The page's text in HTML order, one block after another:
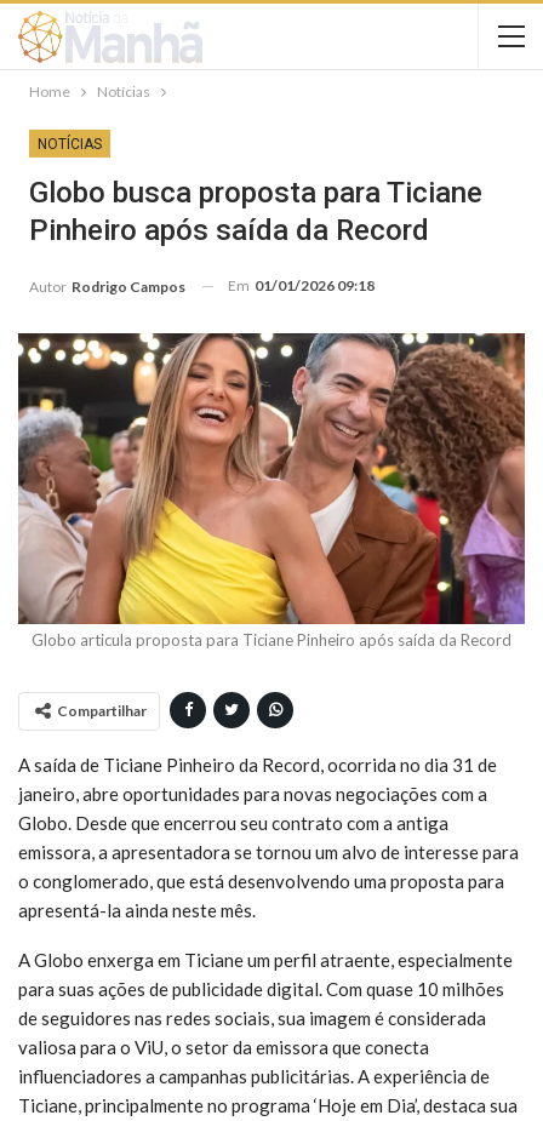
Home Notícias
NOTÍCIAS
Globo busca proposta para Ticiane
Pinheiro após saída da Record
Autor Rodrigo Campos Em 01/01/2026 09:18
Globo articula proposta para Ticiane Pinheiro após saída da Record
Compartilhar
A saída de Ticiane Pinheiro da Record, ocorrida no dia 31 de
janeiro, abre oportunidades para novas negociações com a
Globo. Desde que encerrou seu contrato com a antiga
emissora, a apresentadora se tornou um alvo de interesse para
o conglomerado, que está desenvolvendo uma proposta para
apresentá-la ainda neste mês.
A Globo enxerga em Ticiane um perfil atraente, especialmente
para suas ações de publicidade digital. Com quase 10 milhões
de seguidores nas redes sociais, sua imagem é considerada
valiosa para o ViU, o setor da emissora que conecta
influenciadores a campanhas publicitárias. A experiência de
Ticiane, principalmente no programa ‘Hoje em Dia’, destaca sua